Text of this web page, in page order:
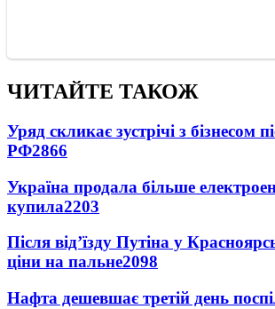
ЧИТАЙТЕ ТАКОЖ
Уряд скликає зустрічі з бізнесом
РФ2866
Україна продала більше
купила2203
Після від’їзду Путіна у
ціни на пальне2098
Нафта дешевшає третій день